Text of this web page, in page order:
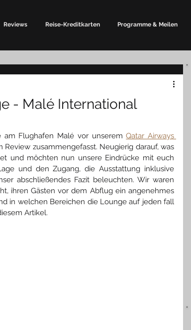
Reviews Reise-Kreditkarten Programme & Meilen
- Malé International
am Flughafen Malé vor unserem Qatar Airways
zusammengefasst. Neugierig darauf, was
und möchten nun unsere Eindrücke mit euch
und den Zugang, die Ausstattung inklusive
abschließendes Fazit beleuchten. Wir waren
ihren Gästen vor dem Abflug ein angenehmes
in welchen Bereichen die Lounge auf jeden fall
Artikel.